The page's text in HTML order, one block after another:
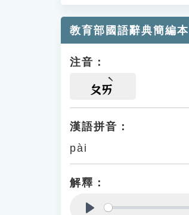
教育部國語辭典簡編本
注音：
ㄆㄞ
漢語拼音：
pài
解釋：